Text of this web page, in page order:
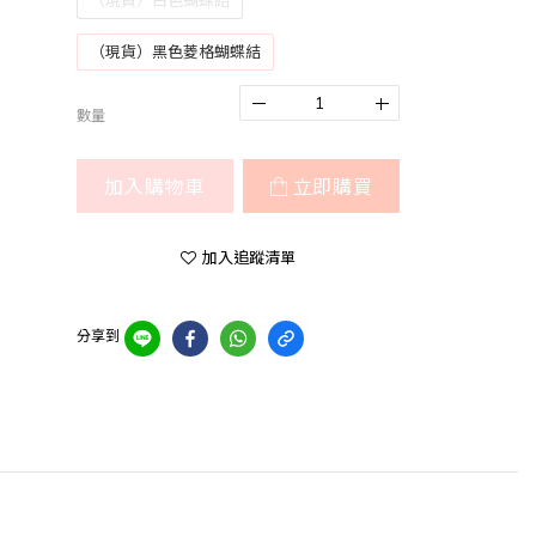
（現貨）黑色菱格蝴蝶結
數量
加入購物車 立即購買
加入追蹤清單
分享到